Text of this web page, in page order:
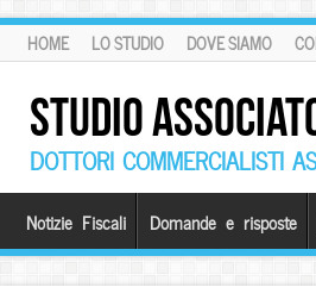
HOME LO STUDIO DOVE SIAMO
STUDIO
DOTTORI COMMERCIALISTI
Notizie Fiscali Domande e risposte